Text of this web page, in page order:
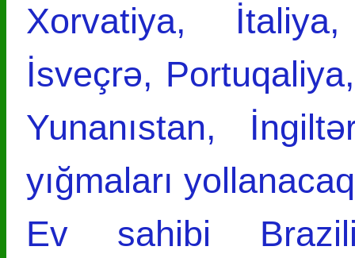
Xorvatiya,
İsveçrə,
Yunanıstan,
yığmaları
Ev sahibi